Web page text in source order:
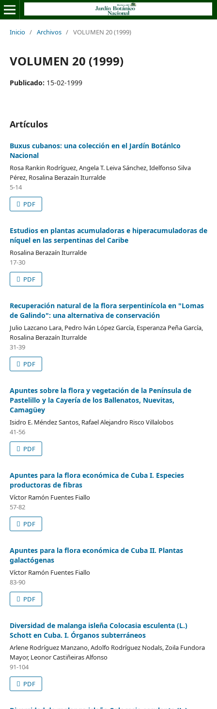
Inicio / Archivos / VOLUMEN 20 (1999)
VOLUMEN 20 (1999)
Publicado: 15-02-1999
Artículos
Buxus cubanos: una colección en el Jardín Botánlco
Nacional
Rosa Rankin Rodríguez, Angela T. Leiva Sánchez, Idelfonso Silva
Pérez, Rosalina Berazaín Iturralde
5-14
PDF
Estudios en plantas acumuladoras e hiperacumuladoras de
níquel en las serpentinas del Caribe
Rosalina Berazaín Iturralde
17-30
PDF
Recuperación natural de la flora serpentinícola en "Lomas
de Galindo": una alternativa de conservación
Julio Lazcano Lara, Pedro lván López García, Esperanza Peña García,
Rosalina Berazaín Iturralde
31-39
PDF
Apuntes sobre la flora y vegetación de la Península de
Pastelillo y la Cayería de los Ballenatos, Nuevitas,
Camagüey
Isidro E. Méndez Santos, Rafael Alejandro Risco Villalobos
41-56
PDF
Apuntes para la flora económica de Cuba I. Especies
productoras de fibras
Víctor Ramón Fuentes Fiallo
57-82
PDF
Apuntes para la flora económica de Cuba II. Plantas
galactógenas
Víctor Ramón Fuentes Fiallo
83-90
PDF
Diversidad de malanga isleña Colocasia esculenta (L.)
Schott en Cuba. I. Órganos subterráneos
Arlene Rodríguez Manzano, Adolfo Rodríguez Nodals, Zoila Fundora
Mayor, Leonor Castiñeiras Alfonso
91-104
PDF